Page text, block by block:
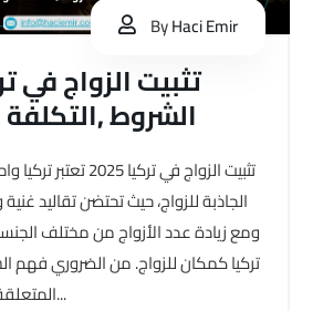
ByHaci Emir
الشروط
الجاذبة للزواج، حيث تحتضن تقاليد
ومع زيادة عدد الأزواج من مختلف
تركيا كمكان للزواج. من الضروري فهم
المتعلقة بتثبيت الزواج في...